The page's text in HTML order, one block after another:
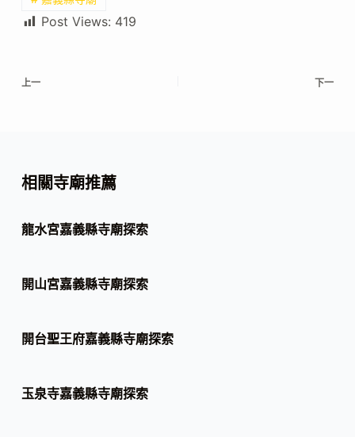
Post Views: 419
上一 下一
相關寺廟推薦
龍水宮嘉義縣寺廟探索
開山宮嘉義縣寺廟探索
開台聖王府嘉義縣寺廟探索
玉泉寺嘉義縣寺廟探索